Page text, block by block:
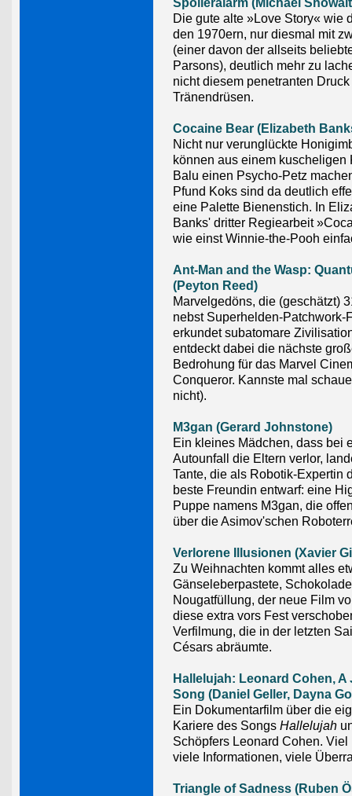
Die gute alte »Love Story« wie
den 1970ern, nur diesmal mit
(einer davon der allseits
Parsons), deutlich mehr zu
nicht diesem penetranten
Tränendrüsen.
Cocaine Bear (Elizabeth
Nicht nur verunglückte
können aus einem kuscheligen
Balu einen Psycho-Petz
Pfund Koks sind da deutlich
eine Palette Bienenstich. In
Banks' dritter Regiearbeit
wie einst Winnie-the-Pooh
Ant-Man and the Wasp:
(Peyton Reed)
Marvelgedöns, die (geschätzt)
nebst Superhelden-Patchwork-
erkundet subatomare
entdeckt dabei die nächste
Bedrohung für das Marvel
Conqueror. Kannste mal
nicht).
M3gan (Gerard Johnstone)
Ein kleines Mädchen, dass bei
Autounfall die Eltern verlor,
Tante, die als Robotik-Expertin
beste Freundin entwarf: eine
Puppe namens M3gan, die
über die Asimov'schen
Verlorene Illusionen (Xavier
Zu Weihnachten kommt alles
Gänseleberpastete,
Nougatfüllung, der neue Film
diese extra vors Fest
Verfilmung, die in der letzten
Césars abräumte.
Hallelujah: Leonard Cohen, A
Song (Daniel Geller, Dayna
Ein Dokumentarfilm über die
Kariere des Songs Hallelujah
Schöpfers Leonard Cohen. Viel
viele Informationen, viele
Triangle of Sadness (Ruben